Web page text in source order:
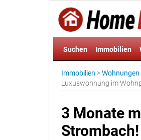
Suchen Immobilien
Immobilien >
Luxuswohnung im
3 Monate
Strombach!